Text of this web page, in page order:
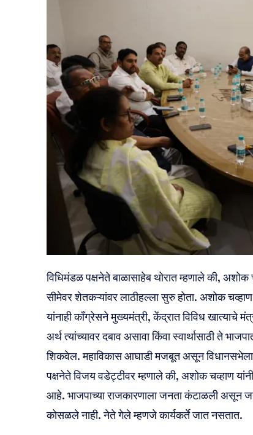
विधिमंडळ पक्षनेते बाळासाहेब थोरात म्हणाले की, अशोक
सीमेवर शेतकऱ्यांवर लाठीहल्ला सुरु होता. अशोक
यांनाही काँग्रेसने मुख्यमंत्री, केंद्रात विविध खात्याचे
अर्थ त्यांच्यावर दबाव असावा किंवा स्वार्थासाठी ते
शिकवेल. महाविकास आघाडी मजबूत असून विधानसभेला
पक्षनेते विजय वडेट्टीवर म्हणाले की, अशोक चव्हाण
आहे. भाजपाच्या राजकारणाला जनता कंटाळली असून
कोसळले नाही. नेते गेले म्हणजे कार्यकर्ते जात नसतात.